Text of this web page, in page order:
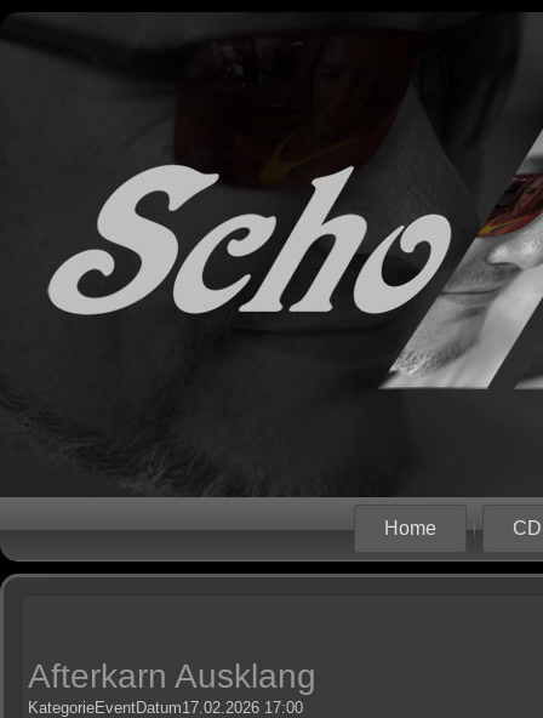
Home CD
Afterkarn Ausklang
KategorieEventDatum17.02.2026 17:00